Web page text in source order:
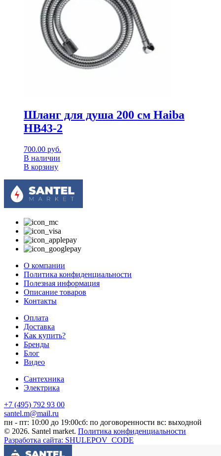
Шланг для душа 200 см Haiba
HB43-2
700.00 руб.
В наличии
В корзину
О компании
Политика конфиденциальности
Полезная информация
Описание товаров
Контакты
Оплата
Доставка
Как купить?
Бренды
Блог
Видео
Сантехника
Электрика
+7 (495) 792 93 00
santel.m@mail.ru
пн - пт: 10:00 до 19:00сб: по договоренности вс: выходной
© 2026. Santel market. Политика конфиденциальности
Разработка сайта: SHULEPOV_CODE